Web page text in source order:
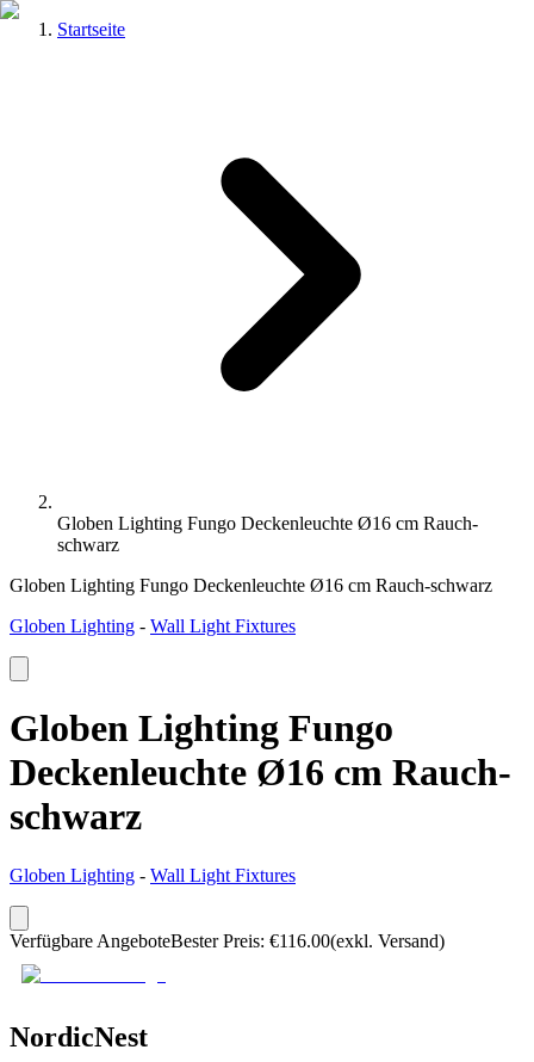
Startseite
Globen Lighting Fungo Deckenleuchte Ø16 cm Rauch-
schwarz
Globen Lighting Fungo Deckenleuchte Ø16 cm Rauch-schwarz
Globen Lighting - Wall Light Fixtures
Globen Lighting Fungo
Deckenleuchte Ø16 cm Rauch-
schwarz
Globen Lighting - Wall Light Fixtures
Verfügbare AngeboteBester Preis: €116.00(exkl. Versand)
NordicNest